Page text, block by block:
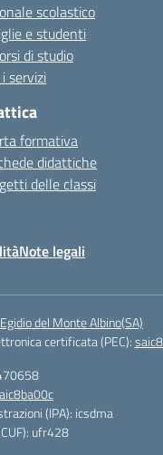
scolastico
e studenti
di studio
servizi
formativa
didattiche
delle classi
Note legali
del Monte Albino(SA)
certificata (PEC):
(IPA): icsdma
ufr428